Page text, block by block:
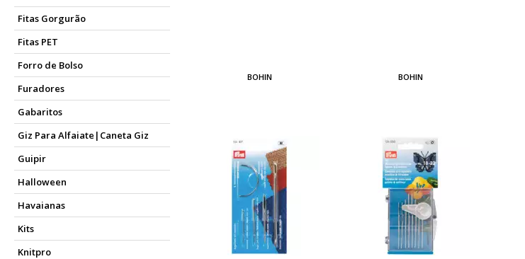
Fitas Gorgurão
Fitas PET
Forro de Bolso
Furadores
Gabaritos
Giz Para Alfaiate|Caneta Giz
Guipir
Halloween
Havaianas
Kits
Knitpro
BOHIN BOHIN